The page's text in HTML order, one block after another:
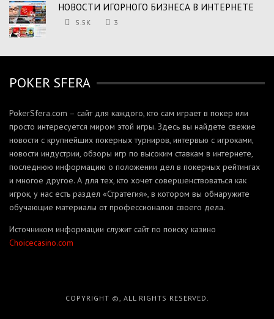
НОВОСТИ ИГОРНОГО БИЗНЕСА В ИНТЕРНЕТЕ
5.5K 3
POKER SFERA
PokerSfera.com – сайт для каждого, кто сам играет в покер или
просто интересуется миром этой игры. Здесь вы найдете свежие
новости с крупнейших покерных турниров, интервью с игроками,
новости индустрии, обзоры игр по высоким ставкам в интернете,
последнюю информацию о положении дел в покерных рейтингах
и многое другое. А для тех, кто хочет совершенствоваться как
игрок, у нас есть раздел «Стратегия», в котором вы обнаружите
обучающие материалы от профессионалов своего дела.
Источником информации служит сайт по поиску казино
Сhoicecasino.com
COPYRIGHT ©, ALL RIGHTS RESERVED.